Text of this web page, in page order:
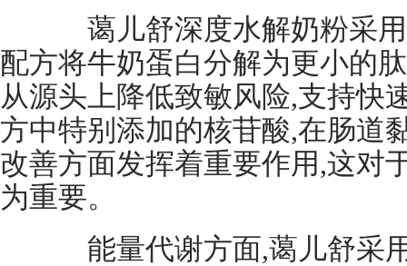
蔼儿舒深度水解奶粉采用
配方将牛奶蛋白分解为更小的
从源头上降低致敏风险,支持快
方中特别添加的核苷酸,在肠道
改善方面发挥着重要作用,这对
为重要。
能量代谢方面,蔼儿舒采用